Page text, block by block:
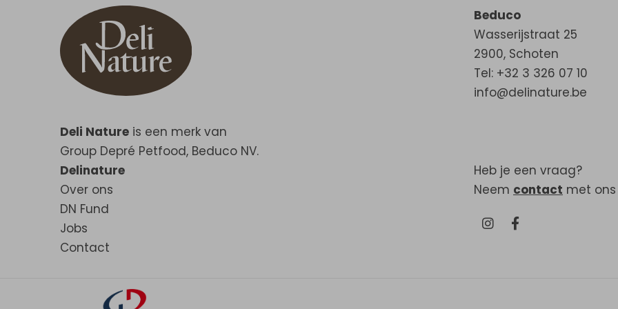
Deli Nature is een merk van
Group Depré Petfood, Beduco NV.
Beduco
Wasserijstraat 25
2900, Schoten
Tel: +32 3 326 07 10
info@delinature.be
Delinature
Over ons
DN Fund
Jobs
Contact
Heb je een vraag?
Neem contact met